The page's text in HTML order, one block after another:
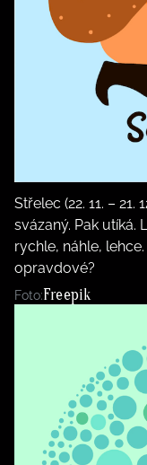
Střelec (22. 11. –
svázaný. Pak utíká.
rychle, náhle,
opravdové?
Foto:Freepik